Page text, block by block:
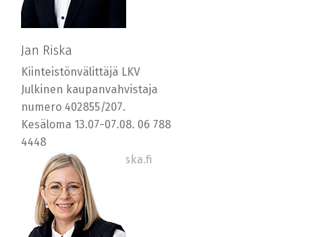
Jan Riska
Kiinteistönvälittäjä LKV
Julkinen kaupanvahvistaja
numero 402855/207.
Kesäloma 13.07-07.08. 06 788
4448
0400 569577, jan@riska.fi